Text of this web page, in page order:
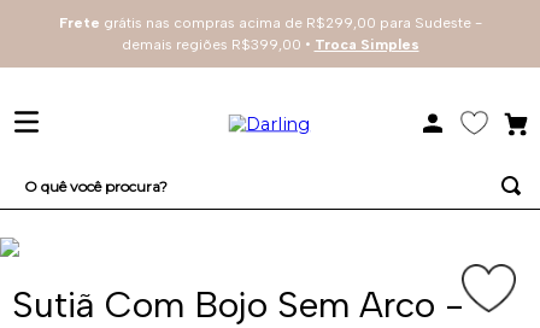
Frete grátis nas compras acima de R$299,00 para Sudeste -
demais regiões R$399,00 • Troca Simples
Sutiã Com Bojo Sem Arco -